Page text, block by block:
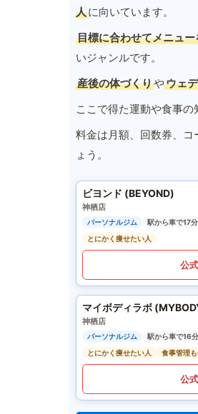
人に向いています。
目標に合わせてメニュ
いジャンルです。
産後の体づくりやウェ
ここで得た運動や食事の
料金は月額、回数券、
ょう。
ビヨンド (BEYOND)
神栖店
パーソナルジム
駅から車で17分
とにかく痩せたい人
公
マイボディラボ
神栖店
パーソナルジム
駅から車で16分
とにかく痩せたい人
食事管理
公